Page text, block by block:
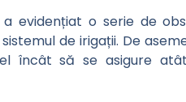
a evidențiat o serie de
de irigații. De
încât să se asigure